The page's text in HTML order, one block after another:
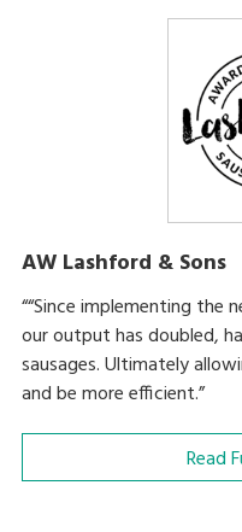
AW Lashford & Sons
““Since implementing the
our output has doubled,
sausages. Ultimately
and be more efficient.”
Read